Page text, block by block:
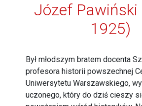
Józef Pawiński
1925)
Był młodszym bratem docenta
profesora historii powszechnej
Uniwersytetu Warszawskiego,
uczonego, który do dziś cieszy